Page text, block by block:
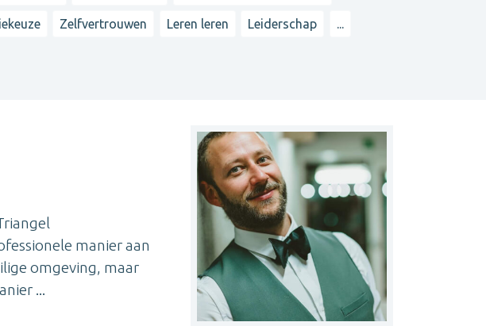
Zelfvertrouwen Leren leren Leiderschap ...
manier aan
omgeving, maar
...